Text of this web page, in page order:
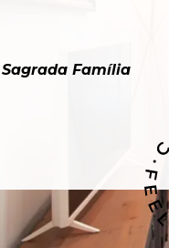
Família